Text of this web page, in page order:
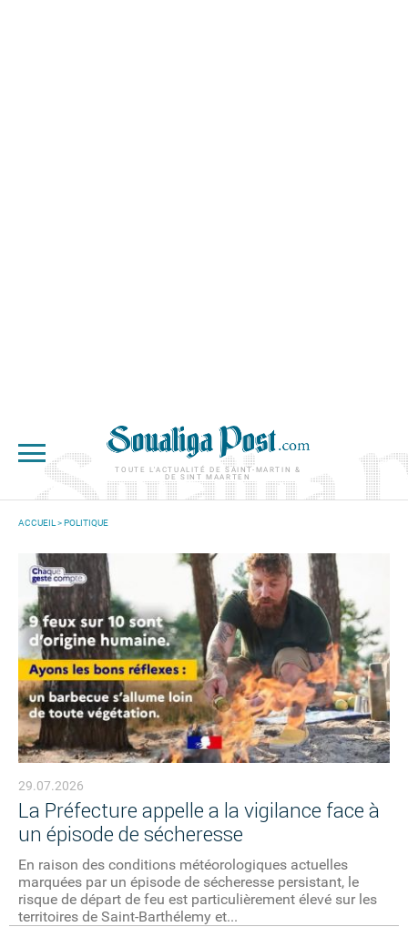
TOUTE L'ACTUALITÉ DE SAINT-MARTIN &
DE SINT MAARTEN
ACCUEIL >POLITIQUE
29.07.2026
La Préfecture appelle a la vigilance face à
un épisode de sécheresse
En raison des conditions météorologiques actuelles
marquées par un épisode de sécheresse persistant, le
risque de départ de feu est particulièrement élevé sur les
territoires de Saint-Barthélemy et...